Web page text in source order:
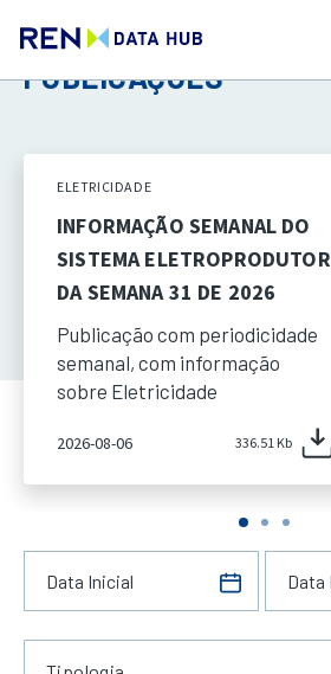
PUBLICAÇÕES
ELETRICIDADE
INFORMAÇÃO SEMANAL DO
SISTEMA ELETROPRODUTOR
DA SEMANA 31 DE 2026
Publicação com periodicidade
semanal, com informação
sobre Eletricidade
2026-08-06 336.51 Kb